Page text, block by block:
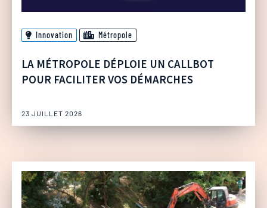
Innovation Métropole
LA MÉTROPOLE DÉPLOIE UN CALLBOT
POUR FACILITER VOS DÉMARCHES
23 JUILLET 2026